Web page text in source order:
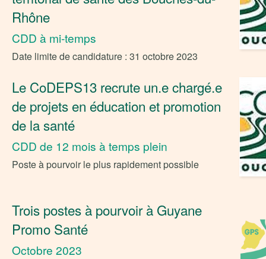
Rhône
CDD à mi-temps
Date limite de candidature : 31 octobre 2023
Le CoDEPS13 recrute un.e chargé.e
de projets en éducation et promotion
de la santé
CDD de 12 mois à temps plein
Poste à pourvoir le plus rapidement possible
Trois postes à pourvoir à Guyane
Promo Santé
Octobre 2023